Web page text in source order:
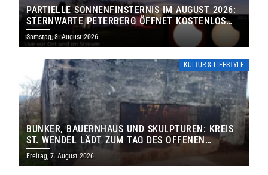
PARTIELLE SONNENFINSTERNIS IM AUGUST 2026:
STERNWARTE PETERBERG ÖFFNET KOSTENLOS
IHRE TORE
Samstag, 8. August 2026
KULTUR & LIFESTYLE
BUNKER, BAUERNHAUS UND SKULPTUREN: KREIS
ST. WENDEL LÄDT ZUM TAG DES OFFENEN
DENKMALS EIN
Freitag, 7. August 2026